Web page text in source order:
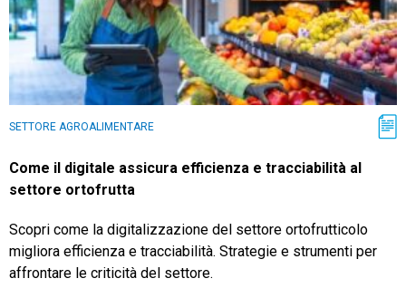
SETTORE AGROALIMENTARE
Come il digitale assicura efficienza e tracciabilità al
settore ortofrutta
Scopri come la digitalizzazione del settore ortofrutticolo
migliora efficienza e tracciabilità. Strategie e strumenti per
affrontare le criticità del settore.